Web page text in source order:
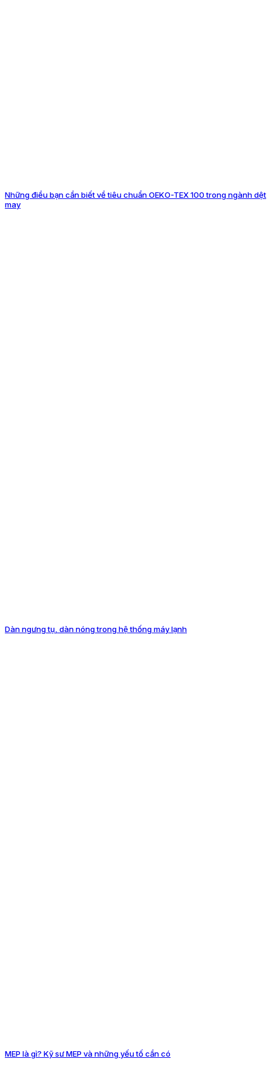
Những điều bạn cần biết về tiêu chuẩn OEKO-TEX 100 trong ngành dệt
may
Dàn ngưng tụ, dàn nóng trong hệ thống máy lạnh
MEP là gì? Kỹ sư MEP và những yếu tố cần có